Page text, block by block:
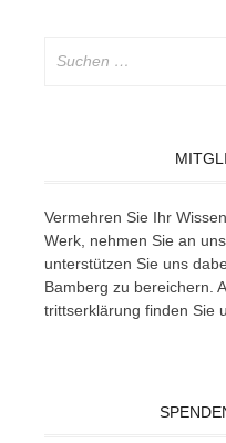
nach:
Ver­meh­ren Sie Ihr
Werk, neh­men Sie an
un­ter­stüt­zen Sie uns
Bam­berg zu be­rei­chern.
tritts­er­klä­rung fin­den Sie